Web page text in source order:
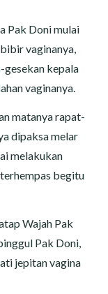
Pak Doni mulai
vaginanya,
gesekan kepala
vaginanya.
matanya rapat-
dipaksa melar
melakukan
begitu
Wajah Pak
Pak Doni,
jepitan vagina